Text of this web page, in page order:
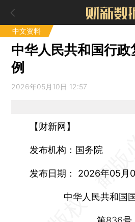
中文资料
中华人民共和国行
例
2026年05月10日 12:57
【财新网】
发布机构：国务院
发布日期： 2026年05月
中华人民共和国